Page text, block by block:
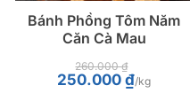
Bánh Phồng Tôm Năm
Căn Cà Mau
260.000₫
Giá
gốc
250.000 ₫Giá
hiện
/kg